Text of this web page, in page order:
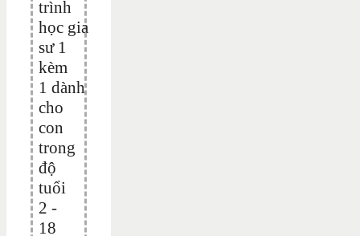
trình
học gia
sư 1
kèm
1 dành
cho
con
trong
độ
tuổi
2 -
18